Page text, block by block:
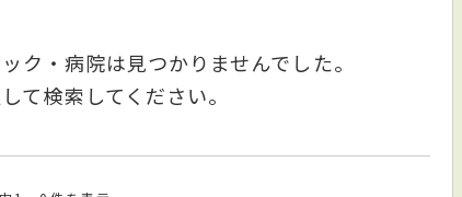
ク・病院は見つかりませんでした。
て検索してください。